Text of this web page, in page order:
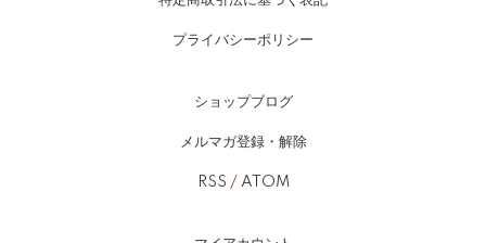
プライバシーポリシー
ショップブログ
メルマガ登録・解除
RSS / ATOM